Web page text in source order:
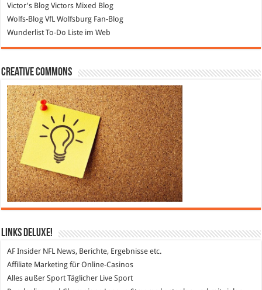
Victor's Blog Victors Mixed Blog
Wolfs-Blog VfL Wolfsburg Fan-Blog
Wunderlist To-Do Liste im Web
Creative Commons
Links DeLuXe!
AF Insider NFL News, Berichte, Ergebnisse etc.
Affiliate Marketing für Online-Casinos
Alles außer SportTäglicher Live Sport